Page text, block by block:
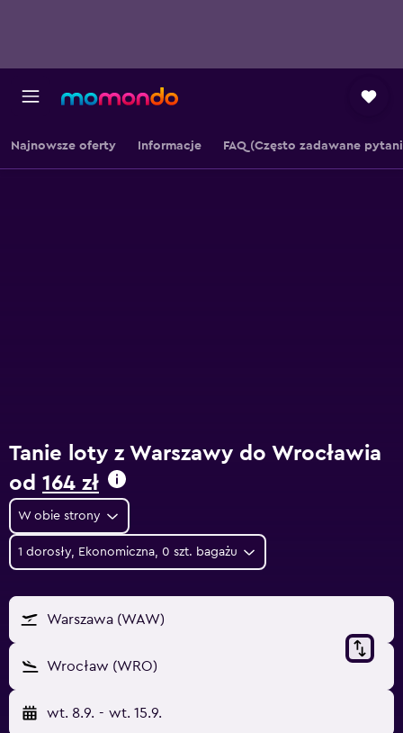
Najnowsze oferty Informacje FAQ (Często zadawane
Tanie loty z Warszawy do Wrocławia
od 164 zł
W obie strony
1 dorosły, Ekonomiczna, 0 szt. bagażu
Warszawa (WAW)
Wrocław (WRO)
wt. 8.9. - wt. 15.9.